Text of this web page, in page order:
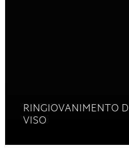
RINGIOVANIMENTO
VISO